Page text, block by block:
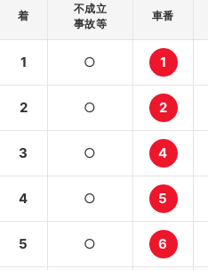
着
不成立
事故等
車番
1 ○ 1
2 ○ 2
3 ○ 4
4 ○ 5
5 ○ 6